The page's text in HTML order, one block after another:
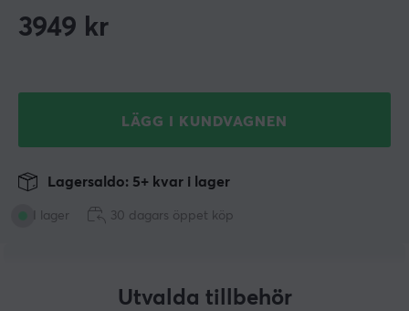
3949 kr
LÄGG I KUNDVAGNEN
I lager
Lagersaldo: 5+ kvar i lager
30 dagars öppet köp
Utvalda tillbehör